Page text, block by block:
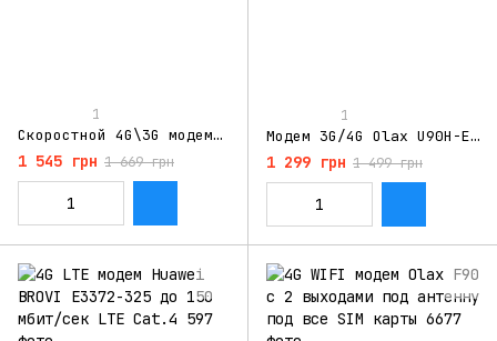
1
Скоростной 4G\3G модем ZTE MF79U
1 545 грн 1 669 грн
1
Модем 3G/4G Olax U90H-E с антенным разъёмом
1 299 грн 1 499 грн